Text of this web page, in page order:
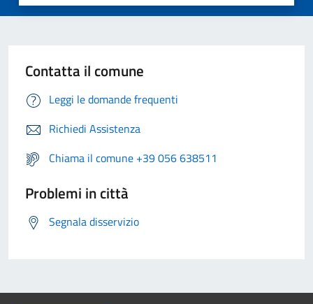
Contatta il comune
Leggi le domande frequenti
Richiedi Assistenza
Chiama il comune +39 056 638511
Problemi in città
Segnala disservizio